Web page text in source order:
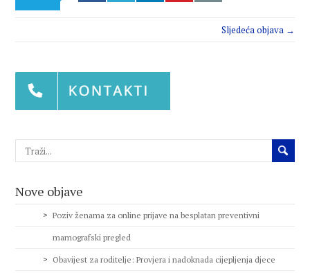
Sljedeća objava →
Nove objave
Poziv ženama za online prijave na besplatan preventivni
mamografski pregled
Obavijest za roditelje: Provjera i nadoknada cijepljenja djece